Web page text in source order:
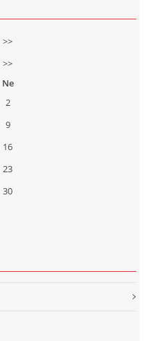
>>
>>
Ne
2
9
16
23
30